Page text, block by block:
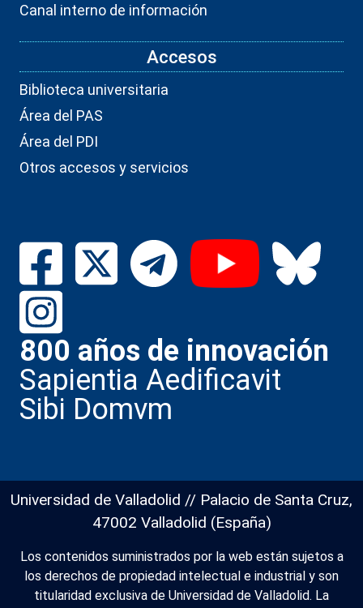
Canal interno de información
Accesos
Biblioteca universitaria
Área del PAS
Área del PDI
Otros accesos y servicios
800 años de innovación
Sapientia Aedificavit
Sibi Domvm
Universidad de Valladolid // Palacio de Santa Cruz,
47002 Valladolid (España)
Los contenidos suministrados por la web están sujetos a
los derechos de propiedad intelectual e industrial y son
titularidad exclusiva de Universidad de Valladolid. La